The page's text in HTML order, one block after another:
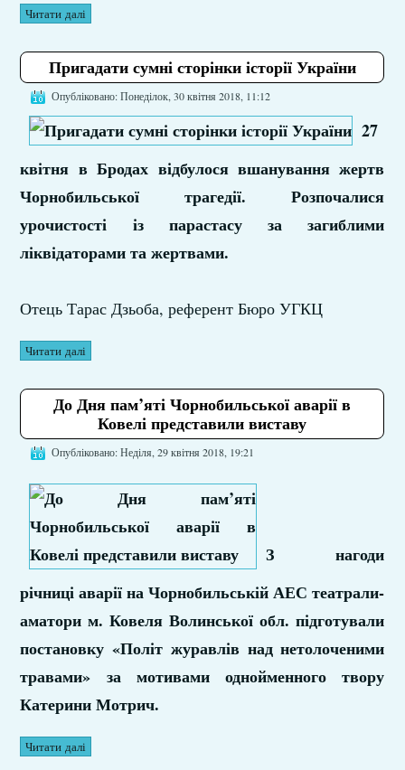
Читати далі
Пригадати сумні сторінки історії України
Опубліковано: Понеділок, 30 квітня 2018, 11:12
27
квітня в Бродах відбулося вшанування жертв
Чорнобильської трагедії. Розпочалися
урочистості із парастасу за загиблими
ліквідаторами та жертвами.
Отець Тарас Дзьоба, референт Бюро УГКЦ
Читати далі
До Дня пам’яті Чорнобильської аварії в
Ковелі представили виставу
Опубліковано: Неділя, 29 квітня 2018, 19:21
З нагоди
річниці аварії на Чорнобильській АЕС театрали-
аматори м. Ковеля Волинської обл. підготували
постановку «Політ журавлів над нетолоченими
травами» за мотивами однойменного твору
Катерини Мотрич.
Читати далі